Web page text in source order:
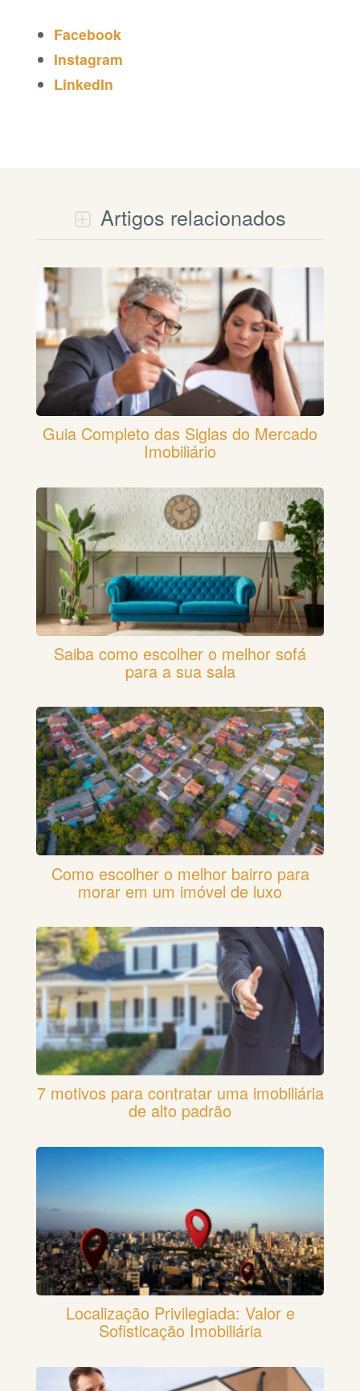
Facebook
Instagram
LinkedIn
Artigos relacionados
Guia Completo das Siglas do Mercado
Imobiliário
Saiba como escolher o melhor sofá
para a sua sala
Como escolher o melhor bairro para
morar em um imóvel de luxo
7 motivos para contratar uma imobiliária
de alto padrão
Localização Privilegiada: Valor e
Sofisticação Imobiliária